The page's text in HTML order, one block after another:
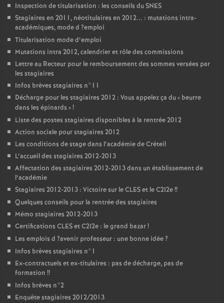
Inspection de titularisation : les conseils duSNES
Stagiaires en 2011, néotitulaires en 2012... : mutations intra-
académiques, mode d ?emploi
Titularisation mode d’emploi
Mutations intra 2012, calendrier et rôle des commissions
Lettre au Recteur pour le remboursement des sommes versées par
les stagiaires
Infos brèves stagiaires n°11
Décharge pour les stagiaires 2012 : Vous appelez ça du « beurre
dans les épinards »!
Liste des postes stagiaires disponibles à la rentrée 2012
Action sociale pour stagiaires 2012
Les conditions de stage dans l’académie de Créteil
L’accueil des stagiaires 2012-2013
Affectation des stagiaires 2012-2013 dans un établissement de
l’académie
Stagiaires 2012-2013 : Victoire sur leCLESet le C2I2e!!
Quelques conseils pour la rentrée des stagiaires
Mémo stagiaires 2012-2013
Certifications CLESet C2I2e : le grand bazar!
Les emplois d ?avenir professeur : une bonne idée?
Infos brèves stagiaires n°1
Ex-contractuels et ex-titulaires : pas de décharge, pas de
formation !!
Infos brèves n°2
Enquête stagiaires 2012/2013